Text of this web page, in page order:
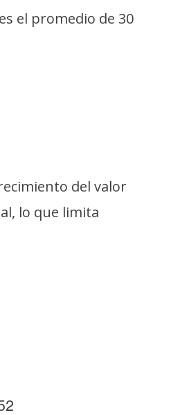
el promedio de 30
del valor
lo que limita